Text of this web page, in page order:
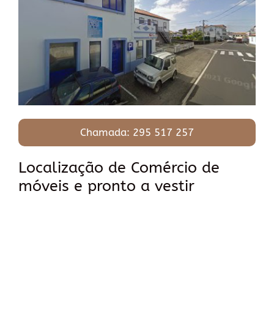
Chamada: 295 517 257
Localização de Comércio de
móveis e pronto a vestir